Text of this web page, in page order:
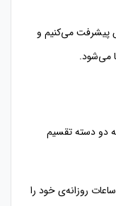
پیشرفت می‌کنیم و
می‌شود.
دو دسته تقسیم
روزانه‌ی خود را